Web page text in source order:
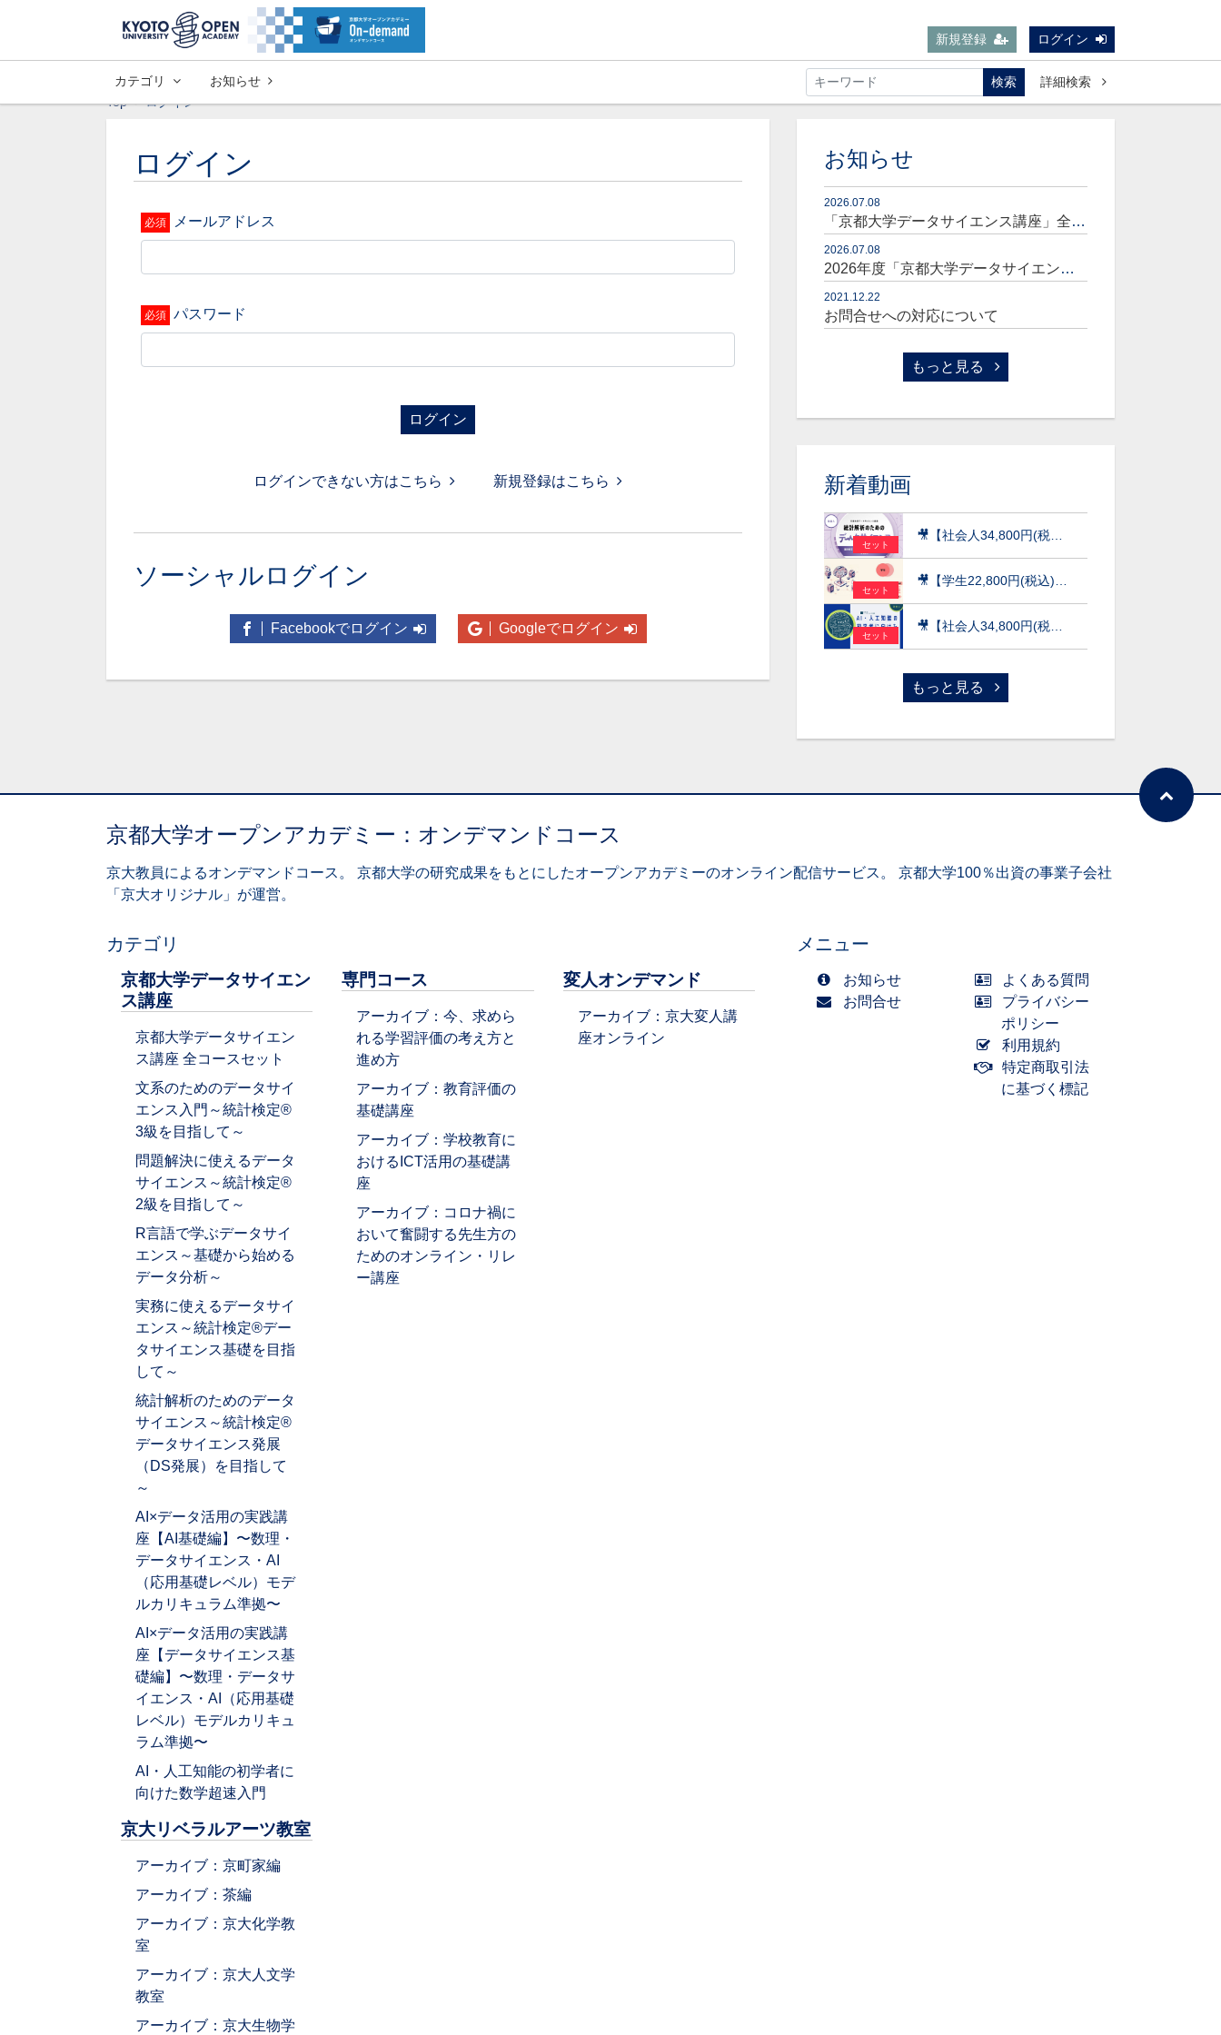
新規登録 ログイン
カテゴリ お知らせ 検索
詳細検索
Top
ログイン
ログイン
メールアドレス
パスワード
ログイン
ログインできない方はこちら 新規登録はこちら
ソーシャルログイン
Facebookでログイン Googleでログイン
お知らせ
2026.07.08
「京都大学データサイエンス講座」全コースセット販売開始のお知らせ
2026.07.08
2026年度「京都大学データサイエンス講座」販売開始のお知らせ
2021.12.22
お問合せへの対応について
もっと見る
新着動画
セット
🎥【社会人34,800円(税込)】統計解析のためのデータサイエンス～統計検定(R)データサイエンス発展（DS発展）を目指して～［京都大学データサイエンス講座］（2026）
セット
🎥【学生22,800円(税込)】AI×データ活用の実践講座【データサイエンス基礎編】〜数理・データサイエンス・AI（応用基礎レベル）モデルカリキュラム準拠〜［京都大学データサイエンス講座］（2026）
セット
🎥【社会人34,800円(税込)】AI・人工知能の初学者に向けた数学超速入門［京都大学データサイエンス講座］（2026）
もっと見る
京都大学オープンアカデミー：オンデマンドコース
京大教員によるオンデマンドコース。 京都大学の研究成果をもとにしたオープンアカデミーのオンライン配信サービス。 京都大学100％出資の事業子会社
「京大オリジナル」が運営。
カテゴリ
京都大学データサイエン
ス講座
京都大学データサイエン
ス講座 全コースセット
文系のためのデータサイ
エンス入門～統計検定®
3級を目指して～
問題解決に使えるデータ
サイエンス～統計検定®
2級を目指して～
R言語で学ぶデータサイ
エンス～基礎から始める
データ分析～
実務に使えるデータサイ
エンス～統計検定®デー
タサイエンス基礎を目指
して～
統計解析のためのデータ
サイエンス～統計検定®
データサイエンス発展
（DS発展）を目指して
～
AI×データ活用の実践講
座【AI基礎編】〜数理・
データサイエンス・AI
（応用基礎レベル）モデ
ルカリキュラム準拠〜
AI×データ活用の実践講
座【データサイエンス基
礎編】〜数理・データサ
イエンス・AI（応用基礎
レベル）モデルカリキュ
ラム準拠〜
AI・人工知能の初学者に
向けた数学超速入門
専門コース
アーカイブ：今、求めら
れる学習評価の考え方と
進め方
アーカイブ：教育評価の
基礎講座
アーカイブ：学校教育に
おけるICT活用の基礎講
座
アーカイブ：コロナ禍に
おいて奮闘する先生方の
ためのオンライン・リレ
ー講座
変人オンデマンド
アーカイブ：京大変人講
座オンライン
京大リベラルアーツ教室
アーカイブ：京町家編
アーカイブ：茶編
アーカイブ：京大化学教
室
アーカイブ：京大人文学
教室
アーカイブ：京大生物学
メニュー
お知らせ
お問合せ
よくある質問
プライバシー
ポリシー
利用規約
特定商取引法
に基づく標記